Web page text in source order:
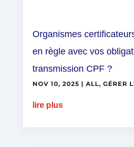
Organismes
en règle avec vos
transmission CPF ?
NOV 10, 2025 | ALL, GÉRER
lire plus